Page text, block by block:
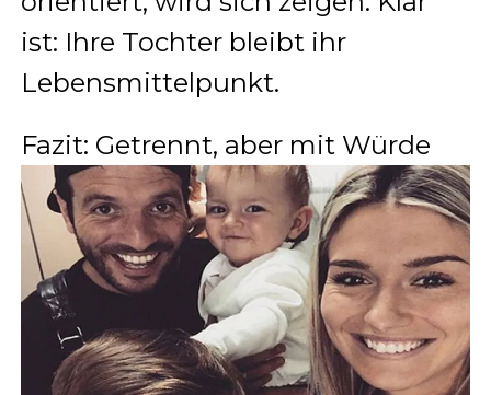
ist: Ihre Tochter bleibt ihr
Lebensmittelpunkt.
Fazit: Getrennt, aber mit Würde